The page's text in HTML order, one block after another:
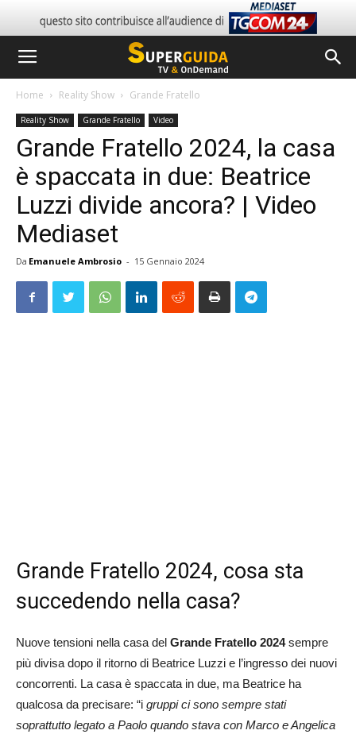
Home Reality Show Grande Fratello
Reality Show Grande Fratello Video
Grande Fratello 2024, la casa
è spaccata in due: Beatrice
Luzzi divide ancora? | Video
Mediaset
Da Emanuele Ambrosio - 15 Gennaio 2024
Grande Fratello 2024, cosa sta
succedendo nella casa?
Nuove tensioni nella casa del Grande Fratello 2024sempre
più divisa dopo il ritorno di Beatrice Luzzi e l’ingresso dei nuovi
concorrenti. La casa è spaccata in due, ma Beatrice ha
qualcosa da precisare: “i gruppi ci sono sempre stati
soprattutto legato a Paolo quando stava con Marco e Angelica